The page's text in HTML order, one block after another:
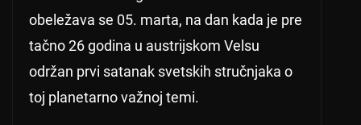
obeležava se 05. marta, na dan kada je pre
tačno 26 godina u austrijskom Velsu
održan prvi satanak svetskih stručnjaka o
toj planetarno važnoj temi.